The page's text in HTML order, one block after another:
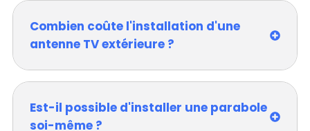
Combien coûte l'installation d'une
antenne TV extérieure ?
Est-il possible d'installer une parabole
soi-même ?